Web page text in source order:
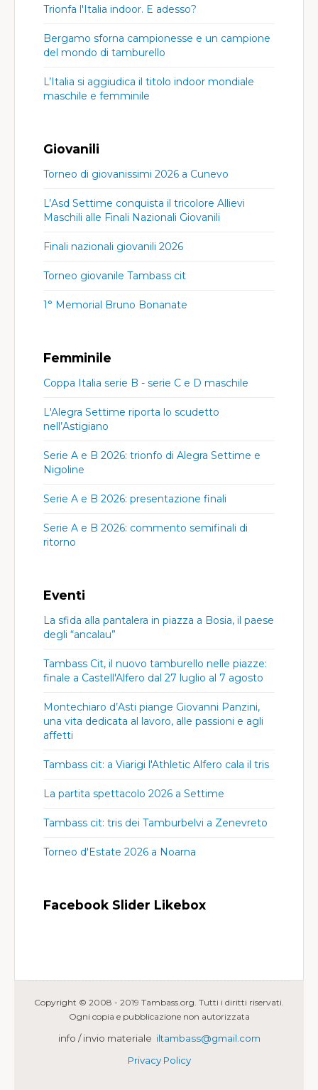
Trionfa l'Italia indoor. E adesso?
Bergamo sforna campionesse e un campione
del mondo di tamburello
L’Italia si aggiudica il titolo indoor mondiale
maschile e femminile
Giovanili
Torneo di giovanissimi 2026 a Cunevo
L’Asd Settime conquista il tricolore Allievi
Maschili alle Finali Nazionali Giovanili
Finali nazionali giovanili 2026
Torneo giovanile Tambass cit
1° Memorial Bruno Bonanate
Femminile
Coppa Italia serie B - serie C e D maschile
L'Alegra Settime riporta lo scudetto
nell’Astigiano
Serie A e B 2026: trionfo di Alegra Settime e
Nigoline
Serie A e B 2026: presentazione finali
Serie A e B 2026: commento semifinali di
ritorno
Eventi
La sfida alla pantalera in piazza a Bosia, il paese
degli “ancalau”
Tambass Cit, il nuovo tamburello nelle piazze:
finale a Castell'Alfero dal 27 luglio al 7 agosto
Montechiaro d’Asti piange Giovanni Panzini,
una vita dedicata al lavoro, alle passioni e agli
affetti
Tambass cit: a Viarigi l'Athletic Alfero cala il tris
La partita spettacolo 2026 a Settime
Tambass cit: tris dei Tamburbelvi a Zenevreto
Torneo d'Estate 2026 a Noarna
Facebook Slider Likebox
Copyright © 2008 - 2019 Tambass.org. Tutti i diritti riservati.
Ogni copia e pubblicazione non autorizzata
info / invio materiale iltambass@gmail.com
Privacy Policy